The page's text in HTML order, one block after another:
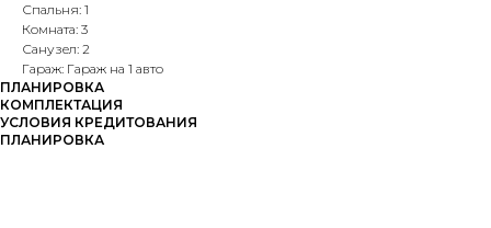
Спальня: 1
Комната: 3
Санузел: 2
Гараж: Гараж на 1 авто
ПЛАНИРОВКА
КОМПЛЕКТАЦИЯ
УСЛОВИЯ КРЕДИТОВАНИЯ
ПЛАНИРОВКА